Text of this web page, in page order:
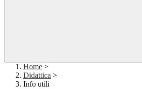
Home >
Didattica >
Info utili